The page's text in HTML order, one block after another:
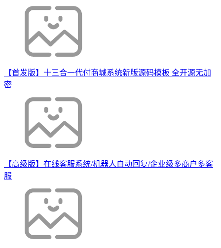
【首发版】十三合一代付商城系统新版源码模板 全开源无加
密
【高级版】在线客服系统/机器人自动回复/企业级多商户多客
服